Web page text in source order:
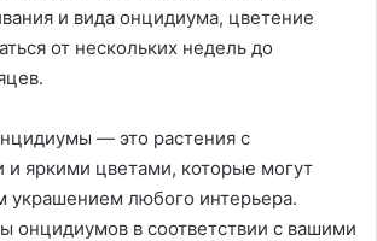
и вида онцидиума, цветение
от нескольких недель до
— это растения с
и яркими цветами, которые могут
украшением любого интерьера.
онцидиумов в соответствии с вашими